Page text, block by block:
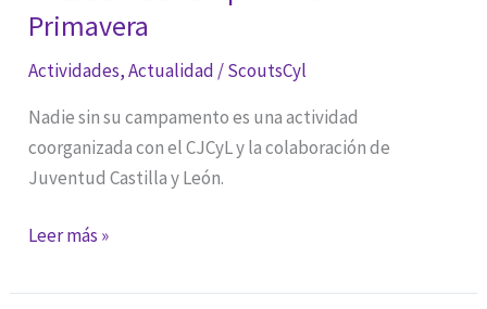
Primavera
Actividades,Actualidad /ScoutsCyl
Nadie sin su campamento es una actividad
coorganizada con el CJCyL y la colaboración de
Juventud Castilla y León.
Nadie
su
Leer más »